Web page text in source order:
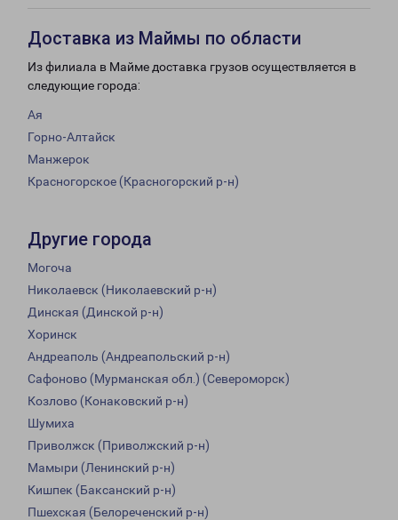
Доставка из Маймы по области
Из филиала в Майме доставка грузов осуществляется в
следующие города:
Ая
Горно-Алтайск
Манжерок
Красногорское (Красногорский р-н)
Другие города
Могоча
Николаевск (Николаевский р-н)
Динская (Динской р-н)
Хоринск
Андреаполь (Андреапольский р-н)
Сафоново (Мурманская обл.) (Североморск)
Козлово (Конаковский р-н)
Шумиха
Приволжск (Приволжский р-н)
Мамыри (Ленинский р-н)
Кишпек (Баксанский р-н)
Пшехская (Белореченский р-н)